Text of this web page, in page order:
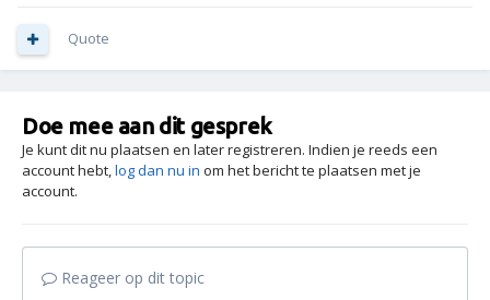
Quote
Doe mee aan dit gesprek
Je kunt dit nu plaatsen en later registreren. Indien je reeds een
account hebt,log dan nu in om het bericht te plaatsen met je
account.
Reageer op dit topic